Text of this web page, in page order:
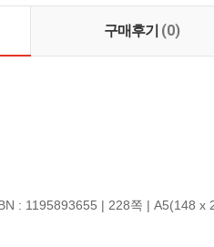
구매후기 (0)
: 1195893655 | 228쪽 | A5(148 x